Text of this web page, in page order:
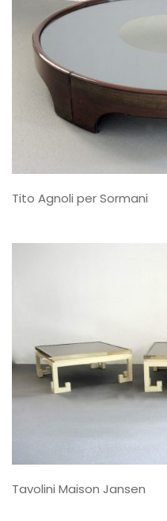
Tito Agnoli per Sormani
Tavolini Maison Jansen